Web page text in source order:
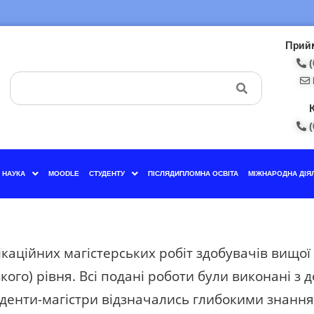
НАУКА MOODLE СТУДЕНТУ ПІСЛЯДИПЛОМНА ОСВІТА МІЖНАРОДНА
магістерських робіт здобувачів вищої
рівня. Всі подані роботи були виконані
магістри відзначались глибокими